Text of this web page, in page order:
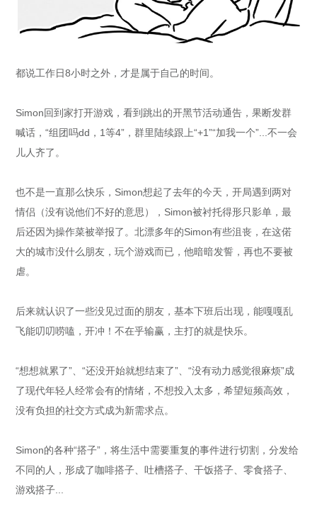
都说工作日8小时之外，才是属于自己的时间。
Simon回到家打开游戏，看到跳出的开黑节活动通告，果断发群
喊话，“组团吗dd，1等4”，群里陆续跟上“+1”“加我一个”...不一会
儿人齐了。
也不是一直那么快乐，Simon想起了去年的今天，开局遇到两对
情侣（没有说他们不好的意思），Simon被衬托得形只影单，最
后还因为操作菜被举报了。北漂多年的Simon有些沮丧，在这偌
大的城市没什么朋友，玩个游戏而已，他暗暗发誓，再也不要被
虐。
后来就认识了一些没见过面的朋友，基本下班后出现，能嘎嘎乱
飞能叨叨唠嗑，开冲！不在乎输赢，主打的就是快乐。
“想想就累了”、“还没开始就想结束了”、“没有动力感觉很麻烦”成
了现代年轻人经常会有的情绪，不想投入太多，希望短频高效，
没有负担的社交方式成为新需求点。
Simon的各种“搭子”，将生活中需要重复的事件进行切割，分发给
不同的人，形成了咖啡搭子、吐槽搭子、干饭搭子、零食搭子、
游戏搭子...